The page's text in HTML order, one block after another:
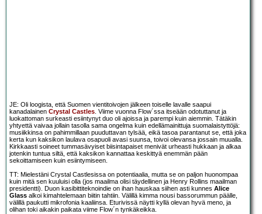
JE: Oli loogista, että Suomen vientitoivojen jälkeen toiselle lavalle saapui
kanadalainen Crystal Castles. Viime vuonna Flow´ssa itseään odotuttanut ja
luokattoman surkeasti esiintynyt duo oli ajoissa ja parempi kuin aiemmin. Tätäkin
yhtyettä vaivaa jollain tasolla sama ongelma kuin edellämainittuja suomalaistyttöjä:
musiikkinsa on pahimmillaan puuduttavan tylsää, eikä tasoa parantanut se, että joka
kerta kun kaksikon laulava osapuoli avasi suunsa, toivoi olevansa jossain muualla.
Kirkkaasti soineet tummasävyiset biisintapaiset menivät urheasti hukkaan ja alkaa
jotenkin tuntua siltä, että kaksikon kannattaa keskittyä enemmän pään
sekoittamiseen kuin esiintymiseen.
TT: Mielestäni Crystal Castlesissa on potentiaalia, mutta se on paljon huonompaa
kuin mitä sen kuuluisi olla (jos maailma olisi täydellinen ja Henry Rollins maailman
presidentti). Duon kasibittiteknoindie on ihan hauskaa siihen asti kunnes Alice
Glass alkoi kimahtelemaan biitin tahtiin. Välillä kimma nousi bassorummun päälle,
välillä paukutti mikrofonia kaaliinsa. Eturivissä näytti kyllä olevan hyvä meno, ja
olihan toki aikakin paikata viime Flow´n tynkäkeikka.